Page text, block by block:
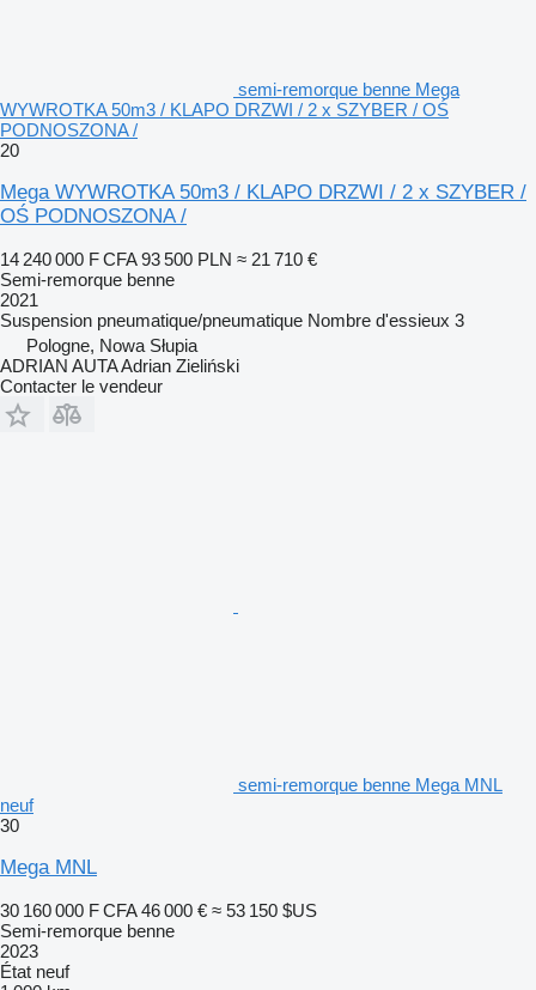
semi-remorque benne Mega
WYWROTKA 50m3 / KLAPO DRZWI / 2 x SZYBER / OŚ
PODNOSZONA /
20
Mega WYWROTKA 50m3 / KLAPO DRZWI / 2 x SZYBER /
OŚ PODNOSZONA /
14 240 000 F CFA 93 500 PLN ≈ 21 710 €
Semi-remorque benne
2021
Suspension pneumatique/pneumatique Nombre d'essieux 3
Pologne, Nowa Słupia
ADRIAN AUTA Adrian Zieliński
Contacter le vendeur
semi-remorque benne Mega MNL
neuf
30
Mega MNL
30 160 000 F CFA 46 000 € ≈ 53 150 $US
Semi-remorque benne
2023
État neuf